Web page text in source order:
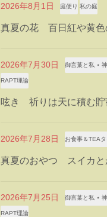
2026年8月1日 庭便り 私の庭
真夏の花 百日紅や黄色
2026年7月30日 御言葉と私 ⋆
RAPT理論
呟き 祈りは天に積む貯
2026年7月28日 お食事＆TEA
真夏のおやつ スイカと
2026年7月25日 御言葉と私 ⋆
RAPT理論